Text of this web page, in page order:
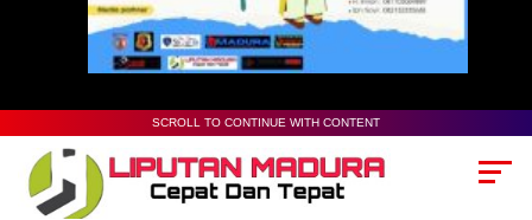
SCROLL TO CONTINUE WITH CONTENT